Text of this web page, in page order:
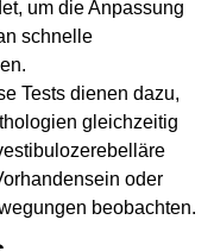
um die Anpassung
schnelle
Tests dienen dazu,
gleichzeitig
oder
beobachten.